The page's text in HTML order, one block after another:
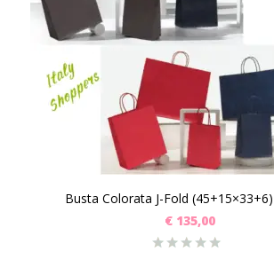
Busta Colorata J-Fold
€ 135,00